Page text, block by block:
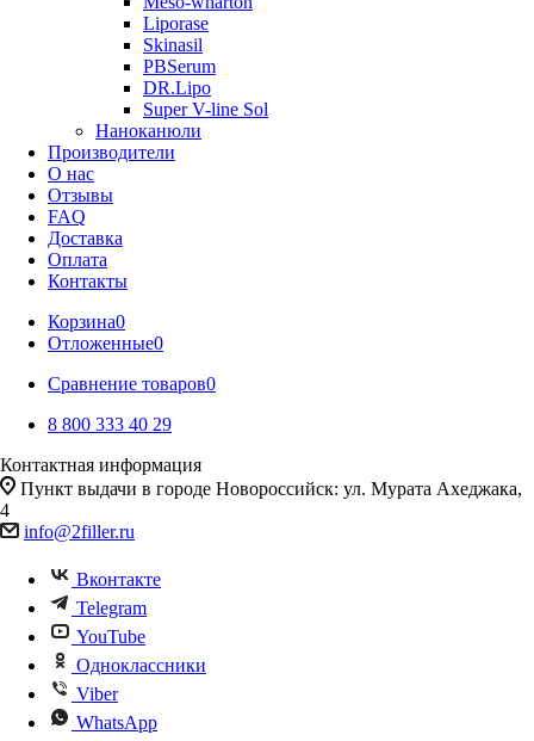
Liporase
Skinasil
PBSerum
DR.Lipo
Super V-line Sol
Наноканюли
Производители
О нас
Отзывы
FAQ
Доставка
Оплата
Контакты
Корзина0
Отложенные0
Сравнение товаров0
8 800 333 40 29
Контактная информация
Пункт выдачи в городе Новороссийск: ул. Мурата Ахеджака,
4
info@2filler.ru
Вконтакте
Telegram
YouTube
Одноклассники
Viber
WhatsApp